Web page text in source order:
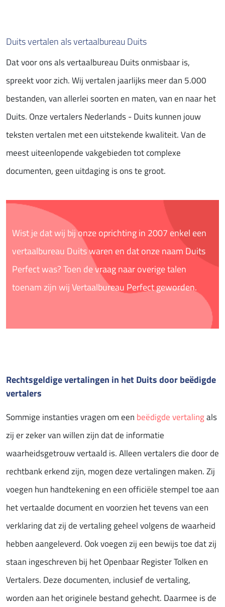
Duits vertalen als vertaalbureau Duits
Dat voor ons als vertaalbureau Duits onmisbaar is,
spreekt voor zich. Wij vertalen jaarlijks meer dan 5.000
bestanden, van allerlei soorten en maten, van en naar het
Duits. Onze vertalers Nederlands - Duits kunnen jouw
teksten vertalen met een uitstekende kwaliteit. Van de
meest uiteenlopende vakgebieden tot complexe
documenten, geen uitdaging is ons te groot.
Wist je dat wij bij onze oprichting in 2007 enkel een
vertaalbureau Duits waren en dat onze naam Duits
Perfect was? Toen de vraag naar overige talen
toenam zijn wij Vertaalbureau Perfect geworden.
Rechtsgeldige vertalingen in het Duits door beëdigde
vertalers
Sommige instanties vragen om een beëdigde vertalingals
zij er zeker van willen zijn dat de informatie
waarheidsgetrouw vertaald is. Alleen vertalers die door de
rechtbank erkend zijn, mogen deze vertalingen maken. Zij
voegen hun handtekening en een officiële stempel toe aan
het vertaalde document en voorzien het tevens van een
verklaring dat zij de vertaling geheel volgens de waarheid
hebben aangeleverd. Ook voegen zij een bewijs toe dat zij
staan ingeschreven bij het Openbaar Register Tolken en
Vertalers. Deze documenten, inclusief de vertaling,
worden aan het originele bestand gehecht. Daarmee is de